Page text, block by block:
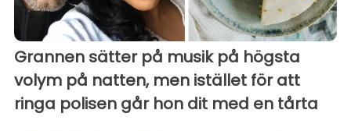
Grannen sätter på musik på högsta
volym på natten, men istället för att
ringa polisen går hon dit med en tårta